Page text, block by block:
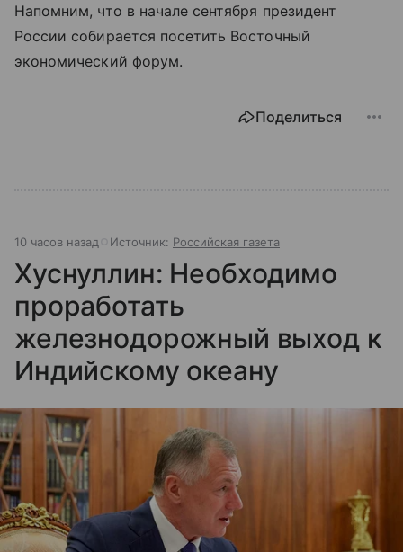
Напомним, что в начале сентября президент
России собирается посетить Восточный
экономический форум.
Поделиться
10 часов назад Источник: Российская газета
Хуснуллин: Необходимо
проработать
железнодорожный выход к
Индийскому океану